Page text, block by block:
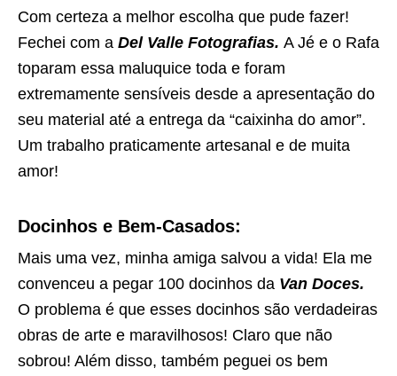
Com certeza a melhor escolha que pude fazer!
Fechei com a Del Valle Fotografias. A Jé e o Rafa
toparam essa maluquice toda e foram
extremamente sensíveis desde a apresentação do
seu material até a entrega da “caixinha do amor”.
Um trabalho praticamente artesanal e de muita
amor!
Docinhos e Bem-Casados:
Mais uma vez, minha amiga salvou a vida! Ela me
convenceu a pegar 100 docinhos da Van Doces.
O problema é que esses docinhos são verdadeiras
obras de arte e maravilhosos! Claro que não
sobrou! Além disso, também peguei os bem